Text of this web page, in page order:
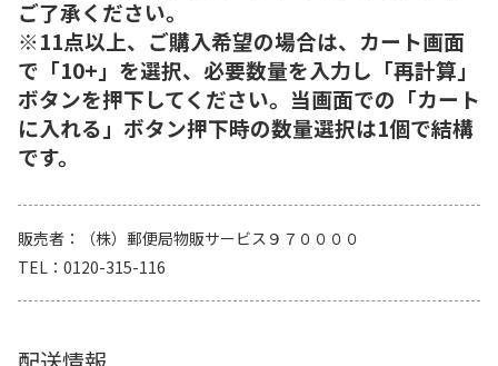
ご了承ください。
※11点以上、ご購入希望の場合は、カート画面
で「10+」を選択、必要数量を入力し「再計算」
ボタンを押下してください。当画面での「カート
に入れる」ボタン押下時の数量選択は1個で結構
です。
販売者
（株）郵便局物販サービス９７００００
TEL
0120-315-116